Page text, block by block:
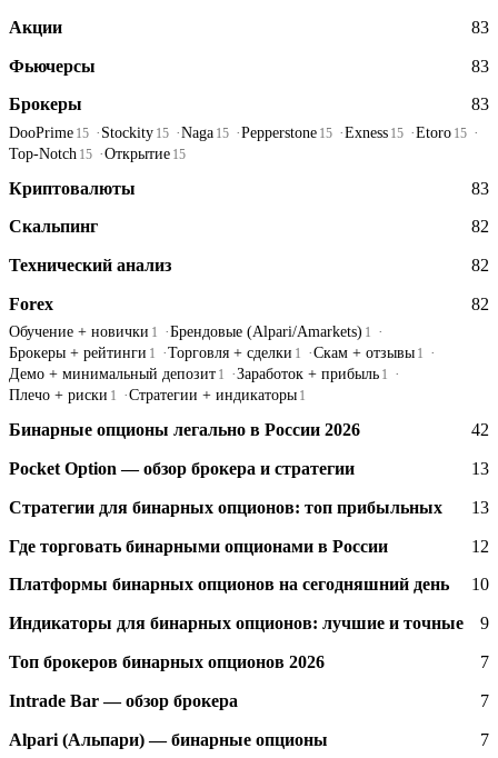
Акции 83
Фьючерсы 83
Брокеры 83
DooPrime 15 Stockity 15 Naga 15 Pepperstone 15 Exness 15 Etoro 15
Top-Notch 15 Открытие 15
Криптовалюты 83
Скальпинг 82
Технический анализ 82
Forex 82
Обучение + новички 1 Брендовые (Alpari/Amarkets) 1
Брокеры + рейтинги 1 Торговля + сделки 1 Скам + отзывы 1
Демо + минимальный депозит 1 Заработок + прибыль 1
Плечо + риски 1 Стратегии + индикаторы 1
Бинарные опционы легально в России 2026 42
Pocket Option — обзор брокера и стратегии 13
Стратегии для бинарных опционов: топ прибыльных 13
Где торговать бинарными опционами в России 12
Платформы бинарных опционов на сегодняшний день 10
Индикаторы для бинарных опционов: лучшие и точные 9
Топ брокеров бинарных опционов 2026 7
Intrade Bar — обзор брокера 7
Alpari (Альпари) — бинарные опционы 7